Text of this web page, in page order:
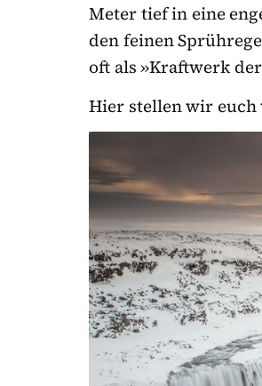
Meter tief in eine
den feinen
oft als »Kraftwerk
Hier stellen wir euch